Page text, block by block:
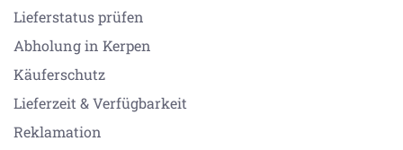
Lieferstatus prüfen
Abholung in Kerpen
Käuferschutz
Lieferzeit & Verfügbarkeit
Reklamation